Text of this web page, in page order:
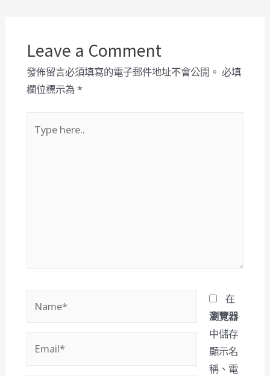
Leave a Comment
發佈留言必須填寫的電子郵件地址不會公開。 必填
欄位標示為*
here..
在
瀏覽器
中儲存
顯示名
稱、電